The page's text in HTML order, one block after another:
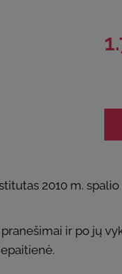
2010 m.
ir po jų